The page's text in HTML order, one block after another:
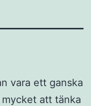
vara ett ganska
att tänka